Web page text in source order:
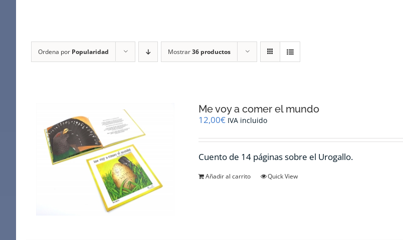
Ordena por Popularidad Mostrar36 productos
Me voy a comer el mundo
12,00€ IVA incluido
Cuento de 14 páginas sobre el Urogallo.
Añadir al carrito Quick View